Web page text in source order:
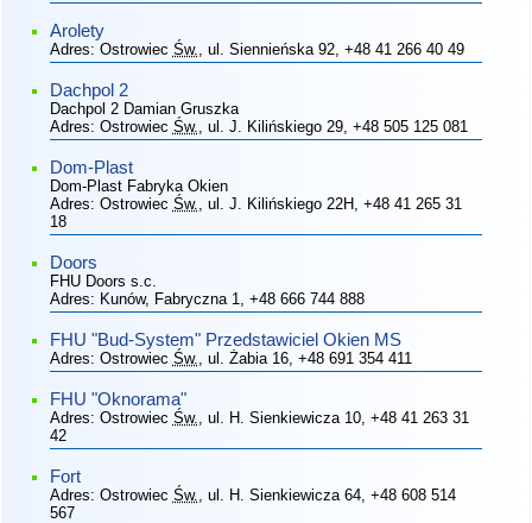
Arolety
Adres: Ostrowiec Św. , ul. Siennieńska 92, +48 41 266 40 49
Dachpol 2
Dachpol 2 Damian Gruszka
Adres: Ostrowiec Św. , ul. J. Kilińskiego 29, +48 505 125 081
Dom-Plast
Dom-Plast Fabryka Okien
Adres: Ostrowiec Św. , ul. J. Kilińskiego 22H, +48 41 265 31
18
Doors
FHU Doors s.c.
Adres: Kunów, Fabryczna 1 , +48 666 744 888
FHU "Bud-System" Przedstawiciel Okien MS
Adres: Ostrowiec Św. , ul. Żabia 16, +48 691 354 411
FHU "Oknorama"
Adres: Ostrowiec Św. , ul. H. Sienkiewicza 10, +48 41 263 31
42
Fort
Adres: Ostrowiec Św. , ul. H. Sienkiewicza 64, +48 608 514
567